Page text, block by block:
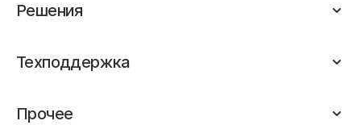
Решения
Техподдержка
Прочее